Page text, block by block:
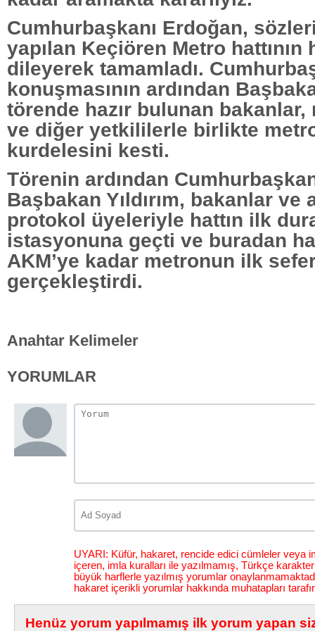
Cumhurbaşkanı Erdoğan,
yapılan Keçiören Metro hattının
dileyerek tamamladı.
konuşmasının ardından
törende hazır bulunan
ve diğer yetkililerle birlikte
kurdelesini kesti.
Törenin ardından
Başbakan Yıldırım, bakanlar ve
protokol üyeleriyle hattın ilk
istasyonuna geçti ve buradan
AKM’ye kadar metronun ilk
gerçekleştirdi.
Anahtar Kelimeler
YORUMLAR
UYARI: Küfür, hakaret, rencide edici cümleler veya
içeren, imla kuralları ile yazılmamış, Türkçe
büyük harflerle yazılmış yorumlar
hakaret içerikli yorumlar hakkında muhatapları
Henüz yorum yapılmamış ilk yorum yapan